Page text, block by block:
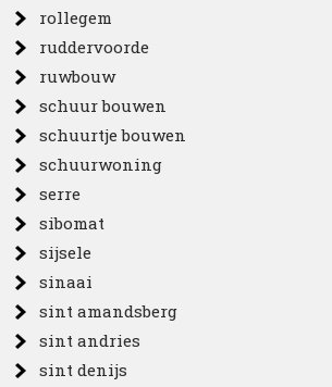
rollegem
ruddervoorde
ruwbouw
schuur bouwen
schuurtje bouwen
schuurwoning
serre
sibomat
sijsele
sinaai
sint amandsberg
sint andries
sint denijs